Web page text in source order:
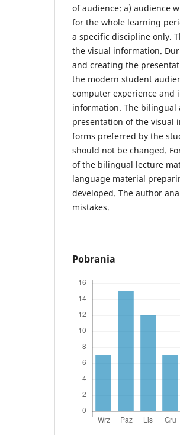
of audience: а) audience
for the whole learning
a specific discipline only.
the visual information.
and creating the
the modern student
computer experience and
information. The bilingual
presentation of the visual
forms preferred by the
should not be changed.
of the bilingual lecture
language material
developed. The author
mistakes.
Pobrania